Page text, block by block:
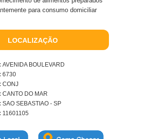
para consumo domiciliar
LOCALIZAÇÃO
AVENIDA BOULEVARD
6730
CONJ
CANTO DO MAR
SAO SEBASTIAO - SP
11601105